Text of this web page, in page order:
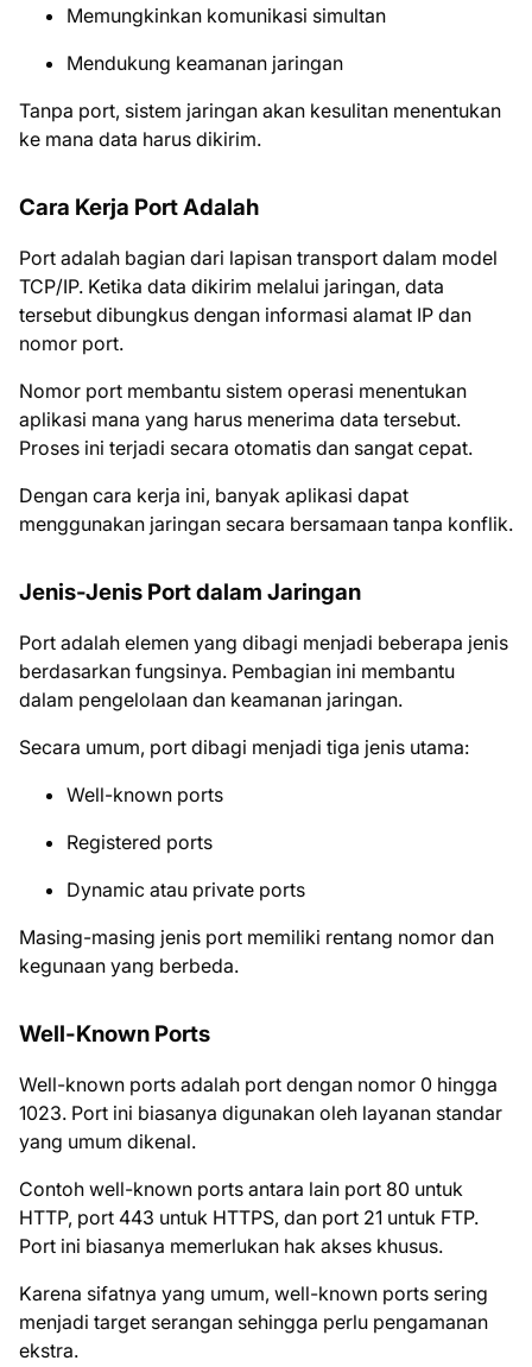
Memungkinkan komunikasi simultan
Mendukung keamanan jaringan
Tanpa port, sistem jaringan akan kesulitan menentukan
ke mana data harus dikirim.
Cara Kerja Port Adalah
Port adalah bagian dari lapisan transport dalam model
TCP/IP. Ketika data dikirim melalui jaringan, data
tersebut dibungkus dengan informasi alamat IP dan
nomor port.
Nomor port membantu sistem operasi menentukan
aplikasi mana yang harus menerima data tersebut.
Proses ini terjadi secara otomatis dan sangat cepat.
Dengan cara kerja ini, banyak aplikasi dapat
menggunakan jaringan secara bersamaan tanpa konflik.
Jenis-Jenis Port dalam Jaringan
Port adalah elemen yang dibagi menjadi beberapa jenis
berdasarkan fungsinya. Pembagian ini membantu
dalam pengelolaan dan keamanan jaringan.
Secara umum, port dibagi menjadi tiga jenis utama:
Well-known ports
Registered ports
Dynamic atau private ports
Masing-masing jenis port memiliki rentang nomor dan
kegunaan yang berbeda.
Well-Known Ports
Well-known ports adalah port dengan nomor 0 hingga
1023. Port ini biasanya digunakan oleh layanan standar
yang umum dikenal.
Contoh well-known ports antara lain port 80 untuk
HTTP, port 443 untuk HTTPS, dan port 21 untuk FTP.
Port ini biasanya memerlukan hak akses khusus.
Karena sifatnya yang umum, well-known ports sering
menjadi target serangan sehingga perlu pengamanan
ekstra.